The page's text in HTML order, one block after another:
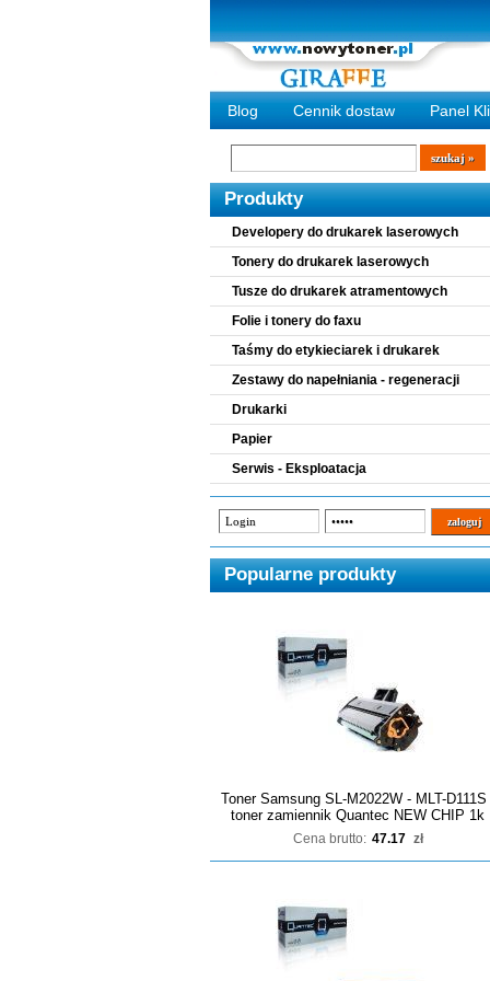
Blog Cennik dostaw Panel
Wyszukiwarka
szukaj
Produkty
Developery do drukarek laserowych
Tonery do drukarek laserowych
Tusze do drukarek atramentowych
Folie i tonery do faxu
Taśmy do etykieciarek i drukarek
Zestawy do napełniania - regeneracji
Drukarki
Papier
Serwis - Eksploatacja
Popularne produkty
Toner Samsung SL-M2022W - MLT-D111S
toner zamiennik Quantec NEW CHIP 1k
Cena brutto: 47.17 zł